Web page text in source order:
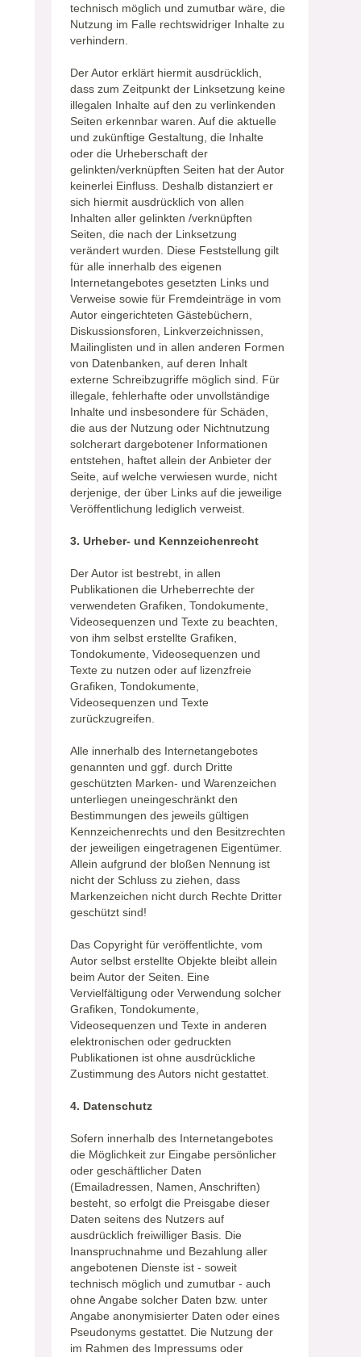
technisch möglich und zumutbar wäre, die
Nutzung im Falle rechtswidriger Inhalte zu
verhindern.
Der Autor erklärt hiermit ausdrücklich,
dass zum Zeitpunkt der Linksetzung keine
illegalen Inhalte auf den zu verlinkenden
Seiten erkennbar waren. Auf die aktuelle
und zukünftige Gestaltung, die Inhalte
oder die Urheberschaft der
gelinkten/verknüpften Seiten hat der Autor
keinerlei Einfluss. Deshalb distanziert er
sich hiermit ausdrücklich von allen
Inhalten aller gelinkten /verknüpften
Seiten, die nach der Linksetzung
verändert wurden. Diese Feststellung gilt
für alle innerhalb des eigenen
Internetangebotes gesetzten Links und
Verweise sowie für Fremdeinträge in vom
Autor eingerichteten Gästebüchern,
Diskussionsforen, Linkverzeichnissen,
Mailinglisten und in allen anderen Formen
von Datenbanken, auf deren Inhalt
externe Schreibzugriffe möglich sind. Für
illegale, fehlerhafte oder unvollständige
Inhalte und insbesondere für Schäden,
die aus der Nutzung oder Nichtnutzung
solcherart dargebotener Informationen
entstehen, haftet allein der Anbieter der
Seite, auf welche verwiesen wurde, nicht
derjenige, der über Links auf die jeweilige
Veröffentlichung lediglich verweist.
3. Urheber- und Kennzeichenrecht
Der Autor ist bestrebt, in allen
Publikationen die Urheberrechte der
verwendeten Grafiken, Tondokumente,
Videosequenzen und Texte zu beachten,
von ihm selbst erstellte Grafiken,
Tondokumente, Videosequenzen und
Texte zu nutzen oder auf lizenzfreie
Grafiken, Tondokumente,
Videosequenzen und Texte
zurückzugreifen.
Alle innerhalb des Internetangebotes
genannten und ggf. durch Dritte
geschützten Marken- und Warenzeichen
unterliegen uneingeschränkt den
Bestimmungen des jeweils gültigen
Kennzeichenrechts und den Besitzrechten
der jeweiligen eingetragenen Eigentümer.
Allein aufgrund der bloßen Nennung ist
nicht der Schluss zu ziehen, dass
Markenzeichen nicht durch Rechte Dritter
geschützt sind!
Das Copyright für veröffentlichte, vom
Autor selbst erstellte Objekte bleibt allein
beim Autor der Seiten. Eine
Vervielfältigung oder Verwendung solcher
Grafiken, Tondokumente,
Videosequenzen und Texte in anderen
elektronischen oder gedruckten
Publikationen ist ohne ausdrückliche
Zustimmung des Autors nicht gestattet.
4. Datenschutz
Sofern innerhalb des Internetangebotes
die Möglichkeit zur Eingabe persönlicher
oder geschäftlicher Daten
(Emailadressen, Namen, Anschriften)
besteht, so erfolgt die Preisgabe dieser
Daten seitens des Nutzers auf
ausdrücklich freiwilliger Basis. Die
Inanspruchnahme und Bezahlung aller
angebotenen Dienste ist - soweit
technisch möglich und zumutbar - auch
ohne Angabe solcher Daten bzw. unter
Angabe anonymisierter Daten oder eines
Pseudonyms gestattet. Die Nutzung der
im Rahmen des Impressums oder